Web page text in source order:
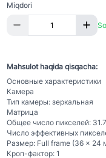
Miqdori
Mahsulot haqida qisqacha:
Основные характеристики
Камера
Тип камеры: зеркальная
Матрица
Общее число пикселей:
Число эффективных
Размер: Full frame (36 x 24
Кроп-фактор: 1